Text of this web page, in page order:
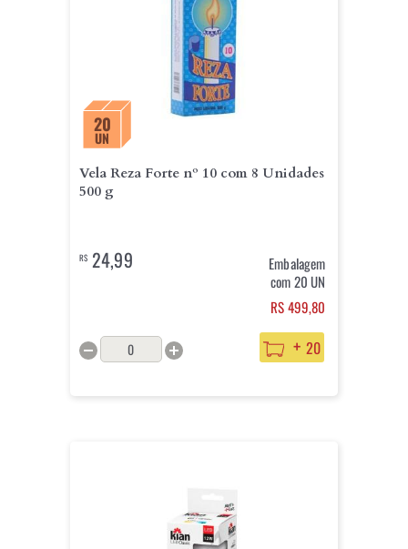
20
UN
Vela Reza Forte nº 10 com 8 Unidades
500 g
R$24,99
Embalagem
com 20 UN
RS 499,80
+ 20